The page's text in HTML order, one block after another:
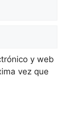
y web
vez que